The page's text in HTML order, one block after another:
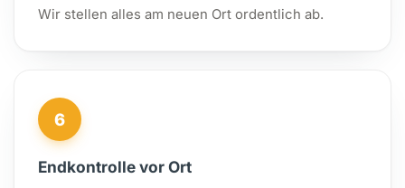
Wir stellen alles am neuen Ort ordentlich ab.
6
Endkontrolle vor Ort